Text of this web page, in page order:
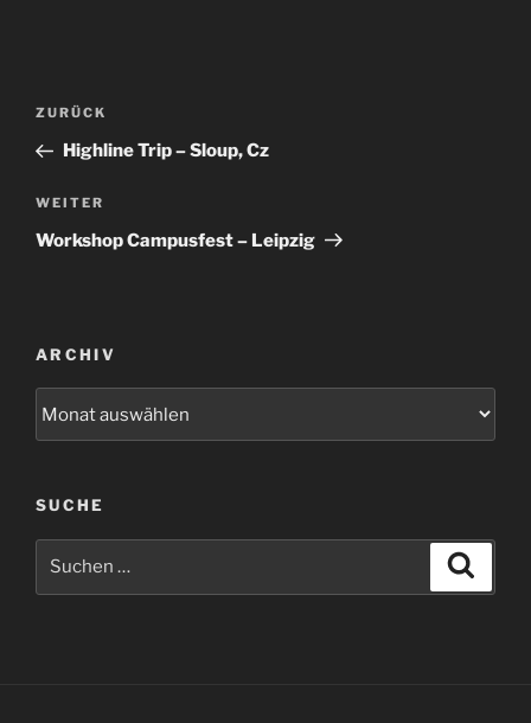
Beitragsnavigation
Vorheriger
Beitrag
ZURÜCK
Highline Trip – Sloup, Cz
Nächster
Beitrag
WEITER
Workshop Campusfest – Leipzig
ARCHIV
SUCHE